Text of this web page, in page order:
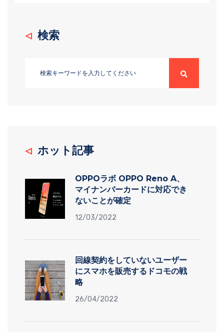
検索
ホット記事
OPPOラボ OPPO Reno A、
マイナンバーカードに対応でき
ないことが確定
12/03/2022
回線契約をしていないユーザー
にスマホを販売するドコモの戦
略
26/04/2022